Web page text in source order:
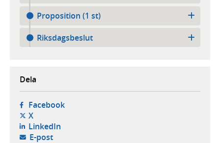
Proposition (1 st)
Riksdagsbeslut
Dela
Facebook- öppnas i ny flik, extern webbplats,
X- öppnas i ny flik, extern webbplats,
LinkedIn- öppnas i ny flik, extern webbplats,
E-post- öppnar din e-postklient,